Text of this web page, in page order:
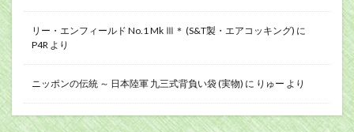
リー・エンフィールド No.1 Mk Ⅲ＊ (S&T製・エアコッキング) に
P4R より
ニッポンの伝統 ～ 日本陸軍 九三式背負い袋 (実物) に りゅー より